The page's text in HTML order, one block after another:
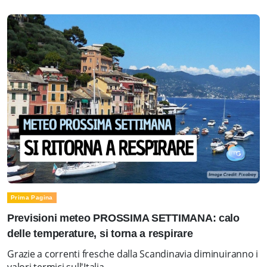
Prima Pagina
Previsioni meteo PROSSIMA SETTIMANA: calo
delle temperature, si torna a respirare
Grazie a correnti fresche dalla Scandinavia diminuiranno i